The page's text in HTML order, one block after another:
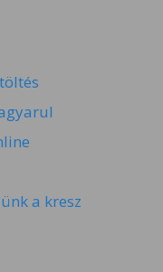
a kresz